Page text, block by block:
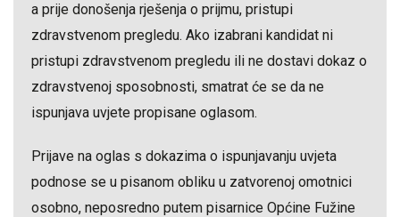
a prije donošenja rješenja o prijmu, pristupi
zdravstvenom pregledu. Ako izabrani kandidat ni
pristupi zdravstvenom pregledu ili ne dostavi dokaz o
zdravstvenoj sposobnosti, smatrat će se da ne
ispunjava uvjete propisane oglasom.
Prijave na oglas s dokazima o ispunjavanju uvjeta
podnose se u pisanom obliku u zatvorenoj omotnici
osobno, neposredno putem pisarnice Općine Fužine